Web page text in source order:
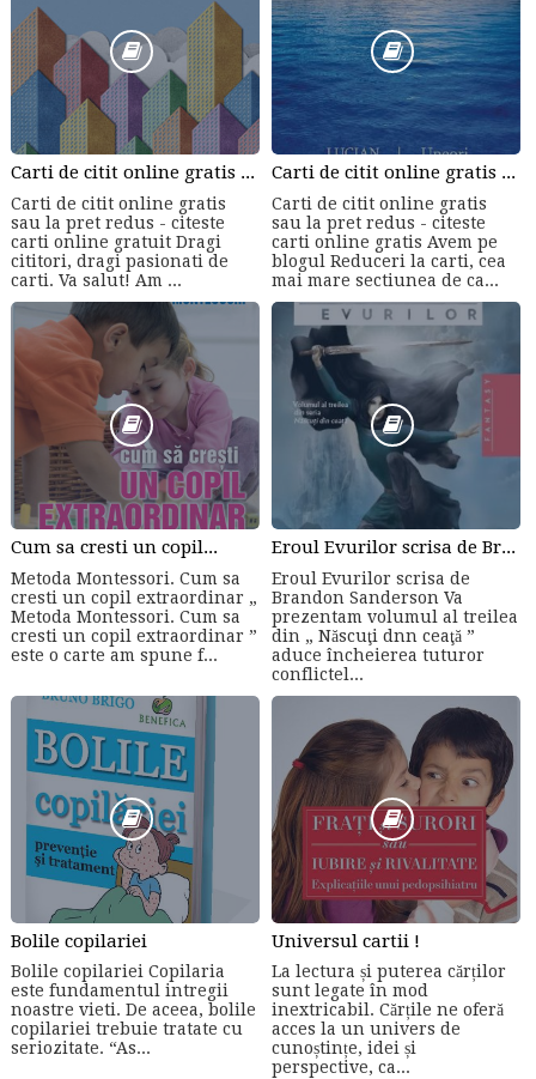
Carti de citit online gratis sau la pret redus - citeste carti online gratuit din cele mai mari librarii online!
Carti de citit online gratis
sau la pret redus - citeste
carti online gratuit Dragi
cititori, dragi pasionati de
carti. Va salut! Am ...
Carti de citit online gratis sau la pret redus - citeste carti online gratis
Carti de citit online gratis
sau la pret redus - citeste
carti online gratis Avem pe
blogul Reduceri la carti, cea
mai mare sectiunea de ca...
Cum sa cresti un copil...
Metoda Montessori. Cum sa
cresti un copil extraordinar „
Metoda Montessori. Cum sa
cresti un copil extraordinar ”
este o carte am spune f...
Eroul Evurilor scrisa de Brandon Sanderson (Volumul 3)
Eroul Evurilor scrisa de
Brandon Sanderson Va
prezentam volumul al treilea
din „ Născuţi dnn ceaţă ”
aduce încheierea tuturor
conflictel...
Bolile copilariei
Bolile copilariei Copilaria
este fundamentul intregii
noastre vieti. De aceea, bolile
copilariei trebuie tratate cu
seriozitate. “As...
Universul cartii !
La lectura și puterea cărților
sunt legate în mod
inextricabil. Cărțile ne oferă
acces la un univers de
cunoștințe, idei și
perspective, ca...